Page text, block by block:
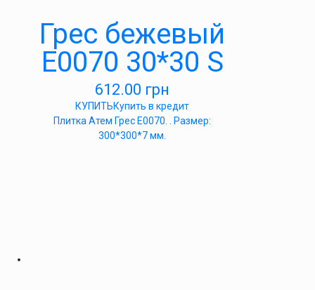
Грес бежевый
E0070 30*30 S
612.00 грн
КУПИТЬКупить в кредит
Плитка Атем Грес Е0070. . Размер:
300*300*7 мм.